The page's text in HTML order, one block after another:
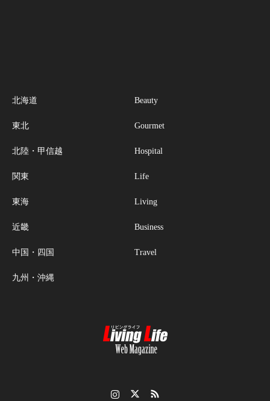
北海道
東北
北陸・甲信越
関東
東海
近畿
中国・四国
九州・沖縄
Beauty
Gourmet
Hospital
Life
Living
Business
Travel